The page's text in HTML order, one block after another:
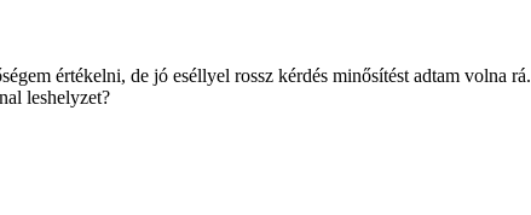
értékelni, de jó eséllyel rossz kérdés minősítést adtam volna rá.
leshelyzet?